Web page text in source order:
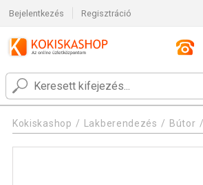
Bejelentkezés Regisztráció
Kokiskashop Lakberendezés Bútor